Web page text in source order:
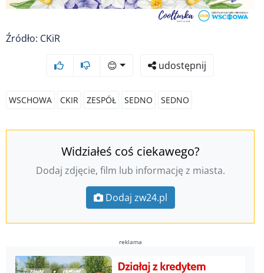
Źródło: CKiR
😊 udostępnij
WSCHOWA CKIR ZESPÓŁ SEDNO SEDNO
Widziałeś coś ciekawego?
Dodaj zdjęcie, film lub informację z miasta.
Dodaj zw24.pl
reklama